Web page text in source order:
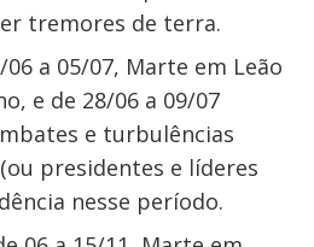
tremores de terra.
06 a 05/07, Marte em Leão
e de 28/06 a 09/07
e turbulências
presidentes e líderes
nesse período.